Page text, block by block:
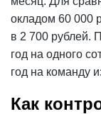
окладом 60 000
в 2 700 рублей.
год на одного
год на команду
Как